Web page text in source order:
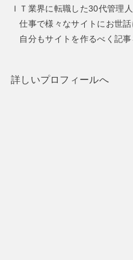
ＩＴ業界に転職した30代管理人
仕事で様々なサイトにお世話
自分もサイトを作るべく記事
詳しいプロフィールへ